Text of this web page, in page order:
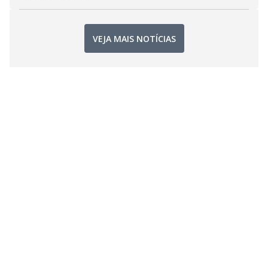
VEJA MAIS NOTÍCIAS